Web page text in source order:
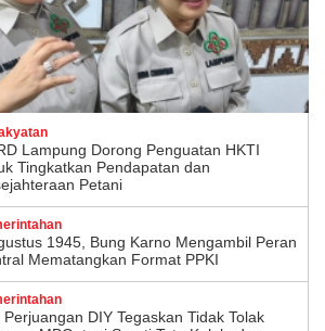
Lampung Dorong Penguatan HKTI
Tingkatkan Pendapatan dan
Petani
1945, Bung Karno Mengambil Peran
Mematangkan Format PPKI
Perjuangan DIY Tegaskan Tidak Tolak